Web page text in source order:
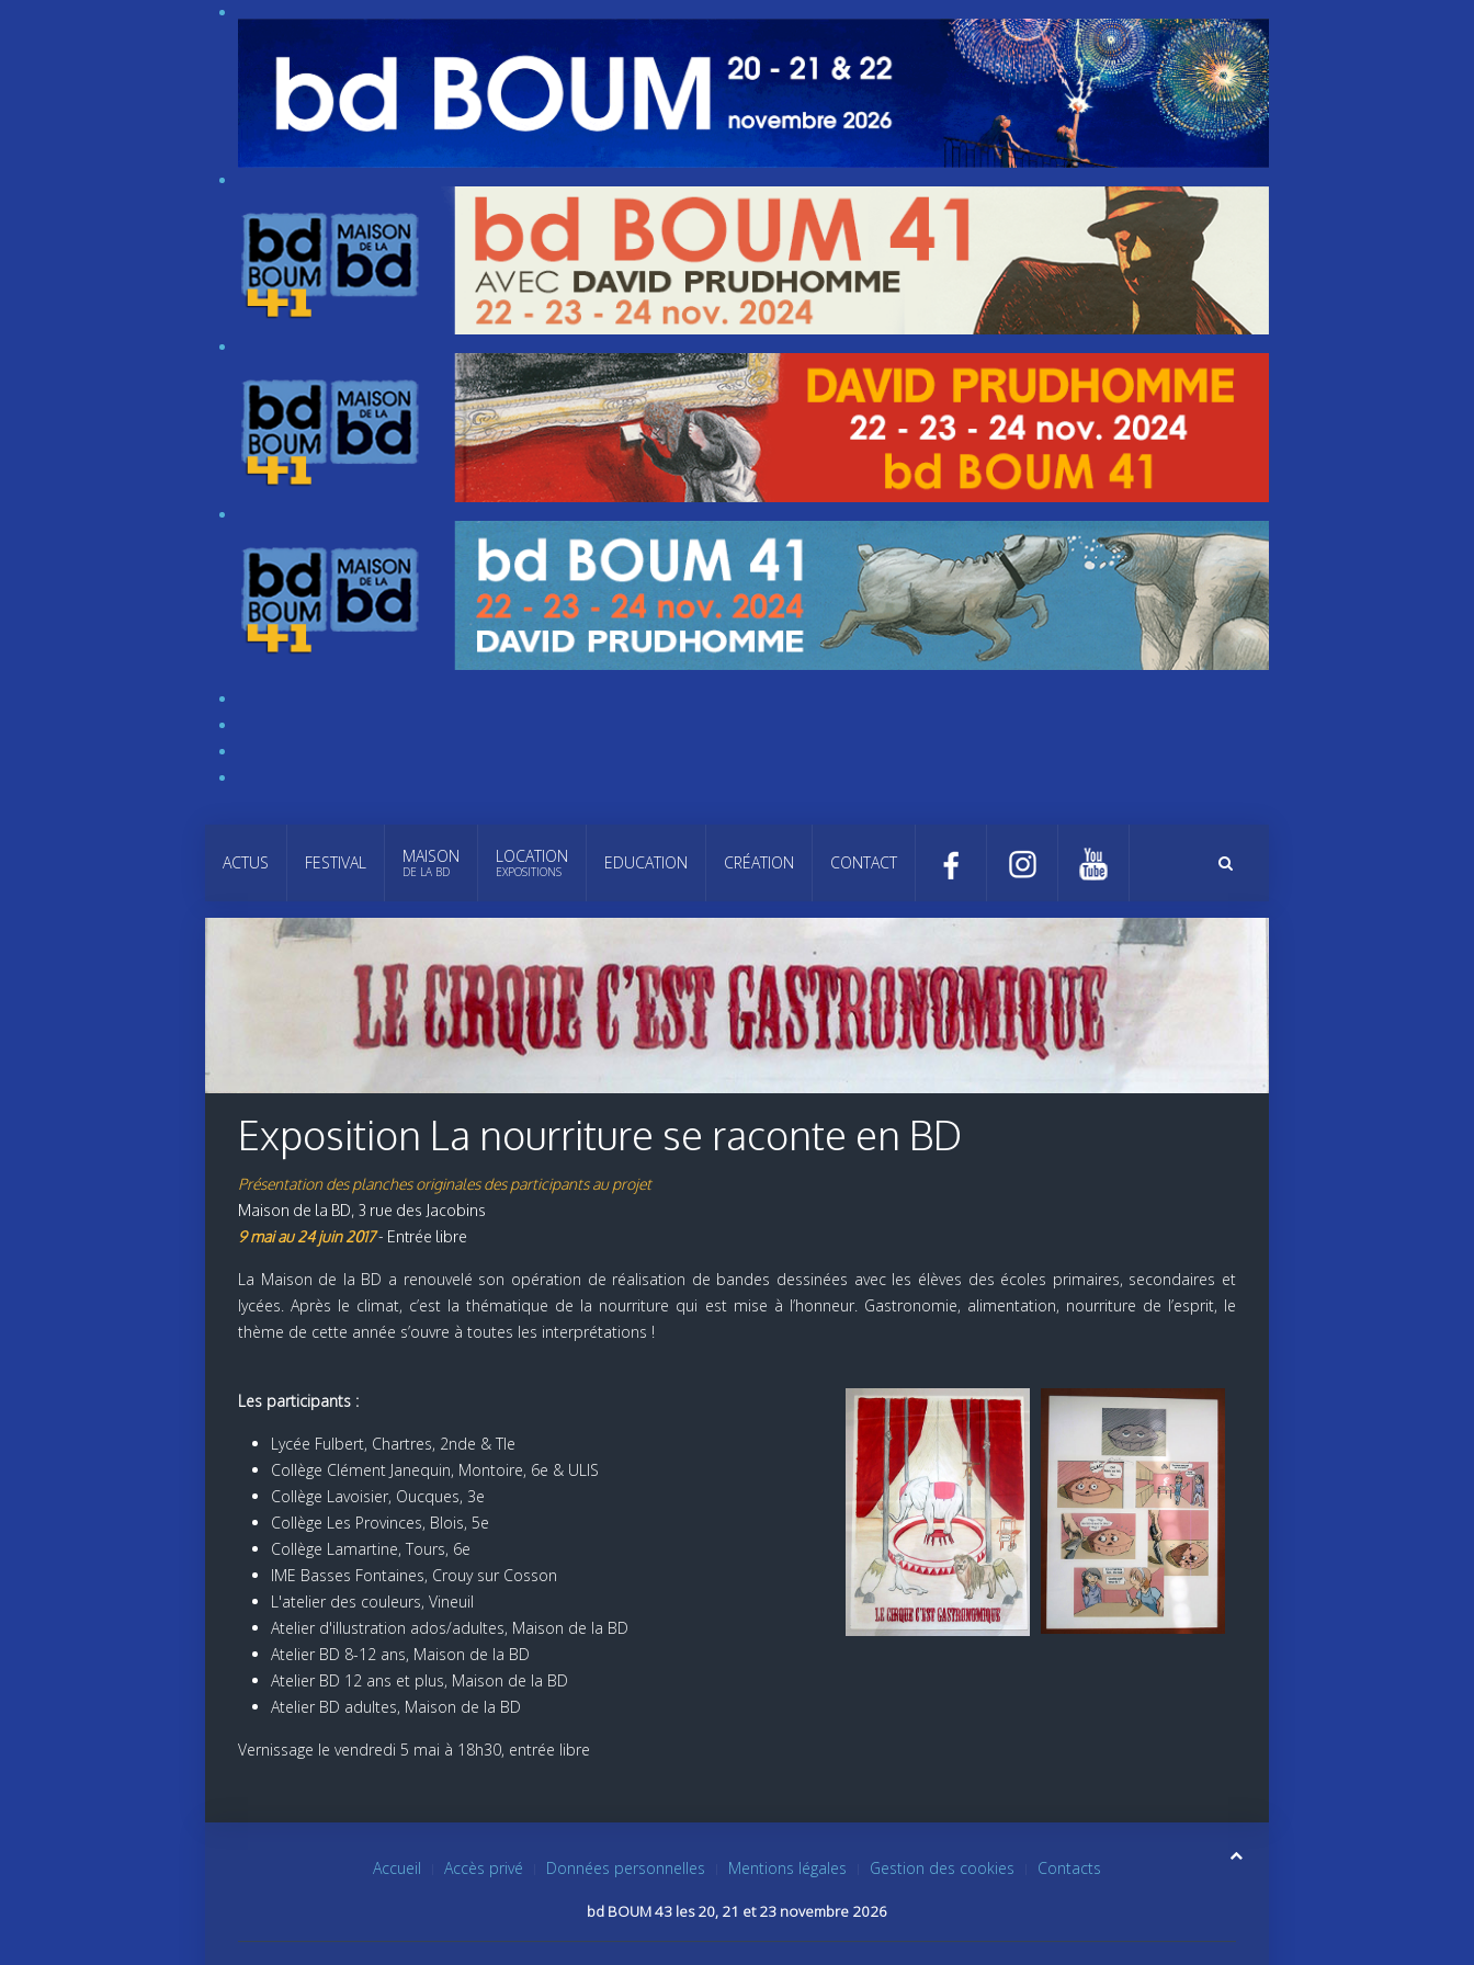
ACTUS FESTIVAL MAISON
DE LA BD
LOCATION
EXPOSITIONS EDUCATION CRÉATION CONTACT
Exposition La nourriture se raconte en BD
Présentation des planches originales des participants au projet
Maison de la BD, 3 rue des Jacobins
9 mai au 24 juin 2017- Entrée libre
La Maison de la BD a renouvelé son opération de réalisation de bandes dessinées avec les élèves des écoles primaires, secondaires et
lycées. Après le climat, c’est la thématique de la nourriture qui est mise à l’honneur. Gastronomie, alimentation, nourriture de l’esprit, le
thème de cette année s’ouvre à toutes les interprétations !
Les participants :
Lycée Fulbert, Chartres, 2nde & Tle
Collège Clément Janequin, Montoire, 6e & ULIS
Collège Lavoisier, Oucques, 3e
Collège Les Provinces, Blois, 5e
Collège Lamartine, Tours, 6e
IME Basses Fontaines, Crouy sur Cosson
L'atelier des couleurs, Vineuil
Atelier d'illustration ados/adultes, Maison de la BD
Atelier BD 8-12 ans, Maison de la BD
Atelier BD 12 ans et plus, Maison de la BD
Atelier BD adultes, Maison de la BD
Vernissage le vendredi 5 mai à 18h30, entrée libre
Accueil Accès privé Données personnelles Mentions légales Gestion des cookies Contacts
bd BOUM 43 les 20, 21 et 23 novembre 2026